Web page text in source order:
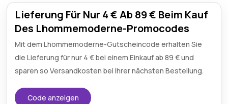
Lieferung Für Nur 4 € Ab 89 € Beim Kauf
Des Lhommemoderne-Promocodes
Mit dem Lhommemoderne-Gutscheincode erhalten Sie
die Lieferung für nur 4 € bei einem Einkauf ab 89 € und
sparen so Versandkosten bei Ihrer nächsten Bestellung.
Code anzeigen